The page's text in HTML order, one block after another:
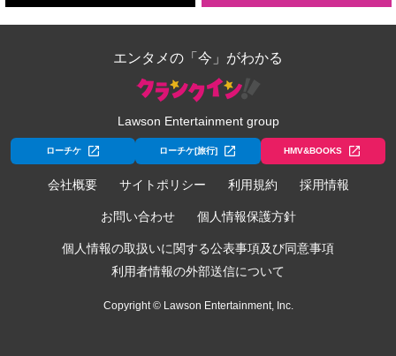
エンタメの「今」がわかる
Lawson Entertainment group
ローチケ ローチケ[旅行] HMV&BOOKS
会社概要 サイトポリシー 利用規約 採用情報
お問い合わせ 個人情報保護方針
個人情報の取扱いに関する公表事項及び同意事項
利用者情報の外部送信について
Copyright © Lawson Entertainment, Inc.